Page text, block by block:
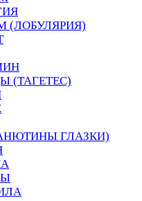
(ЛОБУЛЯРИЯ)
(ТАГЕТЕС)
ГЛАЗКИ)